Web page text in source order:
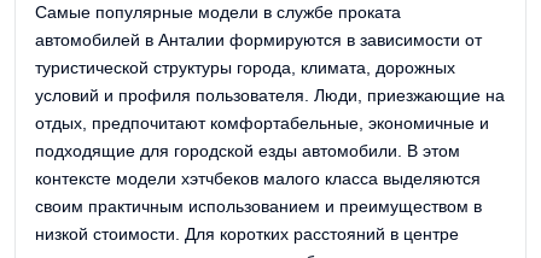
Самые популярные модели в службе проката
автомобилей в Анталии формируются в зависимости от
туристической структуры города, климата, дорожных
условий и профиля пользователя. Люди, приезжающие на
отдых, предпочитают комфортабельные, экономичные и
подходящие для городской езды автомобили. В этом
контексте модели хэтчбеков малого класса выделяются
своим практичным использованием и преимуществом в
низкой стоимости. Для коротких расстояний в центре